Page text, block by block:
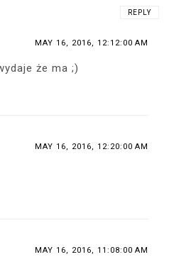
REPLY
MAY 16, 2016, 12:12:00 AM
że ma ;)
MAY 16, 2016, 12:20:00 AM
MAY 16, 2016, 11:08:00 AM